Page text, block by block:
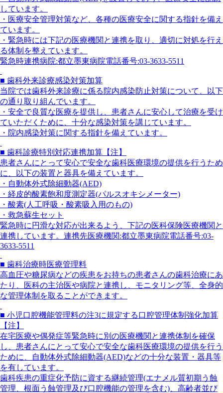
しています。
・医療安全管理対策など、各種の医療安全に関する指針を備え
ています。
・緊急時には下記の医療機関と連携を取り、適切に対処を行え
る体制を整えています。
緊急時連携病院:都立墨東病院電話番号:03-3633-5511
■ 歯科外来診療感染対策加算
当院では歯科外来診療に係る院内感染防止対策について、以下
の通り取り組んでいます。
・安全で良質な医療を提供し、患者さんに安心して治療を受け
ていただくために、十分な感染対策を講じています。
・院内感染対策に関する指針を備えています。
■ 歯科診療特別対応連携加算【注】
患者さんにとって安心で安全な歯科医療環境の提供を行うため
に、以下の装置と器具を備えています。
・自動体外式除細動器(AED)
・経皮的酸素飽和度測定器(パルスオキシメーター)
・酸素(人工呼吸・酸素吸入用のもの)
・救急蘇生セット
緊急時に円滑な対応が出来るよう、下記の医科保険医療機関と
連携しています。連携先医療機関:都立墨東病院電話番号:03-
3633-5511
■ 歯科治療時医療管理料
高血圧や糖尿病などの疾患をお持ちの患者さんの歯科治療にあ
たり、医科の主治医や病院と連携し、モニタリング等、全身的
な管理体制を取ることができます。
■ 小児口腔機能管理料の注3に規定する口腔管理体制強化加算
【注】
在宅医療や偶発症等緊急時に別の医療機関と連携体制を確保
し、患者さんにとって安心で安全な歯科医療環境の提供を行う
ために、自動体外式除細動器(AED)などの十分な装置・器具等
を有しています。
歯科疾患の重症化予防に資する継続管理(エナメル質初期う蝕
管理、根面う蝕管理及び口腔機能の管理を含む)、高齢者並び